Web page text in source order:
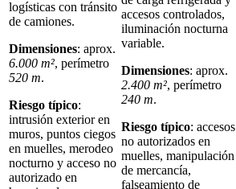
logísticas con tránsito
de camiones.
Dimensiones: aprox.
6.000 m², perímetro
520 m.
Riesgo típico:
intrusión exterior en
muros, puntos ciegos
en muelles, merodeo
nocturno y acceso no
autorizado en
accesos controlados,
iluminación nocturna
variable.
Dimensiones: aprox.
2.400 m², perímetro
240 m.
Riesgo típico: accesos
no autorizados en
muelles, manipulación
de mercancía,
falseamiento de